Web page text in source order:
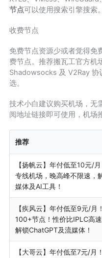
节点可以使用搜索引擎搜索。
收费节点
免费节点资源少或者觉得免
费节点。推荐搬瓦工官方机
Shadowsocks 及 V2Ray
选。
技术小白建议购买机场，无
阅地址链接即可使用，机场
推荐
【扬帆云】年付低至10元/
专线机场，晚高峰不限速，
媒体及AI工具！
【疾风云】年付低至9元/月
100+节点！性价比IPLC高
解锁ChatGPT及流媒体！
【大哥云】年付低至7元/月